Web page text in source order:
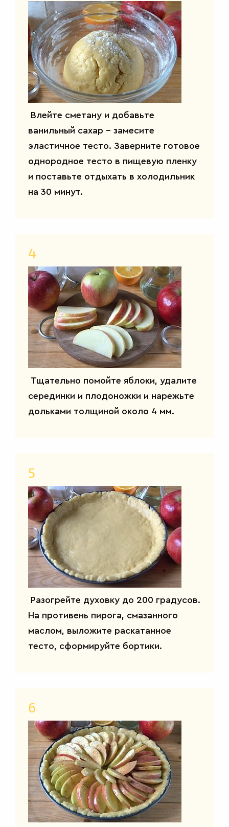
Влейте сметану и добавьте
ванильный сахар – замесите
эластичное тесто. Заверните готовое
однородное тесто в пищевую пленку
и поставьте отдыхать в холодильник
на 30 минут.
4
Тщательно помойте яблоки, удалите
серединки и плодоножки и нарежьте
дольками толщиной около 4 мм.
5
Разогрейте духовку до 200 градусов.
На противень пирога, смазанного
маслом, выложите раскатанное
тесто, сформируйте бортики.
6